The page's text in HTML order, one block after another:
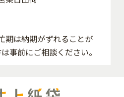
期は納期がずれることが
事前にご相談ください。